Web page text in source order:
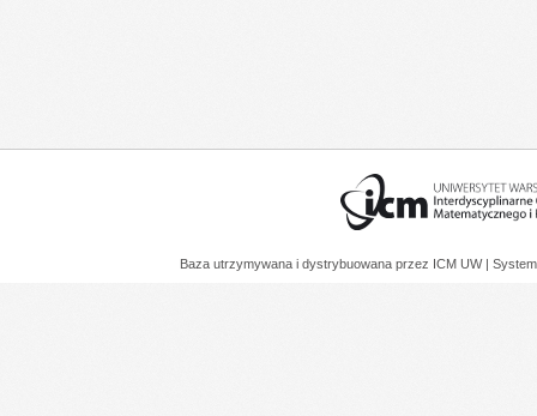
Baza utrzymywana i dystrybuowana przez ICM UW |